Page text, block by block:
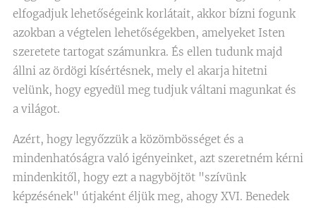
elfogadjuk lehetőségeink korlátait, akkor bízni fogunk
azokban a végtelen lehetőségekben, amelyeket Isten
szeretete tartogat számunkra. És ellen tudunk majd
állni az ördögi kísértésnek, mely el akarja hitetni
velünk, hogy egyedül meg tudjuk váltani magunkat és
a világot.
Azért, hogy legyőzzük a közömbösséget és a
mindenhatóságra való igényeinket, azt szeretném kérni
mindenkitől, hogy ezt a nagyböjtöt "szívünk
képzésének" útjaként éljük meg, ahogy XVI. Benedek